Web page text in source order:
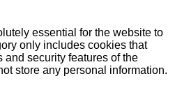
essential for the website to
only includes cookies that
security features of the
store any personal information.